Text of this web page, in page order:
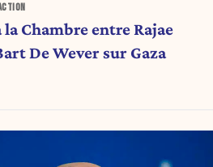
la Chambre entre Rajae
De Wever sur Gaza